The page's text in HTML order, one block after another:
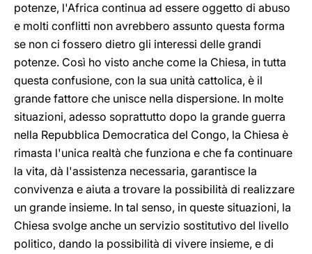
potenze, l'Africa continua ad essere oggetto di abuso
e molti conflitti non avrebbero assunto questa forma
se non ci fossero dietro gli interessi delle grandi
potenze. Così ho visto anche come la Chiesa, in tutta
questa confusione, con la sua unità cattolica, è il
grande fattore che unisce nella dispersione. In molte
situazioni, adesso soprattutto dopo la grande guerra
nella Repubblica Democratica del Congo, la Chiesa è
rimasta l'unica realtà che funziona e che fa continuare
la vita, dà l'assistenza necessaria, garantisce la
convivenza e aiuta a trovare la possibilità di realizzare
un grande insieme. In tal senso, in queste situazioni, la
Chiesa svolge anche un servizio sostitutivo del livello
politico, dando la possibilità di vivere insieme, e di